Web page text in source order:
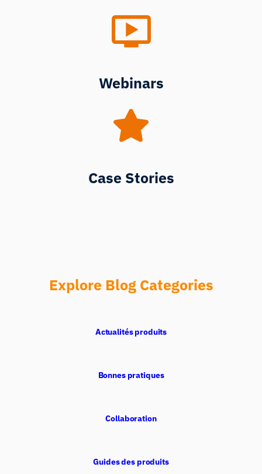
Webinars
Case Stories
Explore Blog Categories
Actualités produits
Bonnes pratiques
Collaboration
Guides des produits